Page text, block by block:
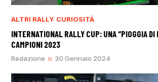
ALTRI RALLY CURIOSITÀ
INTERNATIONAL RALLY CUP: UNA “PIOGGIA DI
CAMPIONI 2023
Redazione 30 Gennaio 2024